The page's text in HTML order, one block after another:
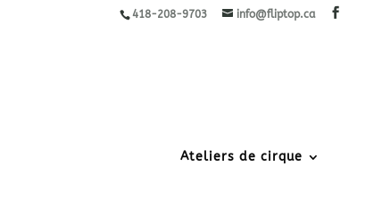
418-208-9703 info@fliptop.ca
Ateliers de cirque